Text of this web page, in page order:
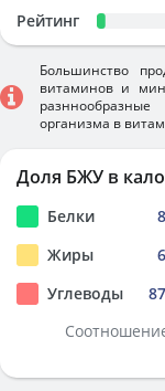
Рейтинг
Большинство
витаминов и
организма в
Доля БЖУ в
Белки 8
Жиры
6
Углеводы
87